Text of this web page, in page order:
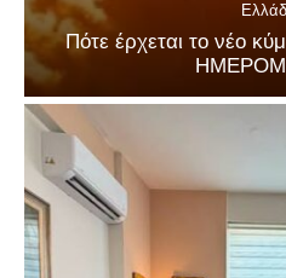
Πότε έρχεται το νέο